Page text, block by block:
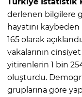
derlenen bilgilere
hayatını
165 olarak
vakalarının
yitirenlerin 1 bin
oluşturdu.
gruplarına göre